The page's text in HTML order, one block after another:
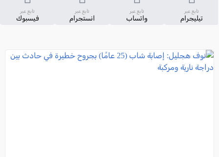
تابع عبر
تيليجرام
تابع عبر
واتساب
تابع عبر
انستجرام
تابع عبر
فيسبوك